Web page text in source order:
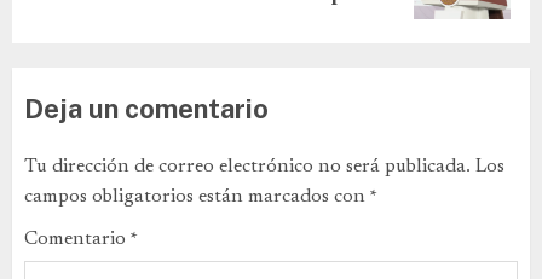
Deja un comentario
Tu dirección de correo electrónico no será publicada. Los
campos obligatorios están marcados con *
Comentario *